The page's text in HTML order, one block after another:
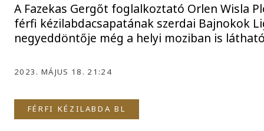
A Fazekas Gergőt foglalkoztató Orlen Wisla
férfi kézilabdacsapatának szerdai Bajnokok
negyeddöntője még a helyi moziban is
2023. MÁJUS 18. 21:24
FÉRFI KÉZILABDA BL